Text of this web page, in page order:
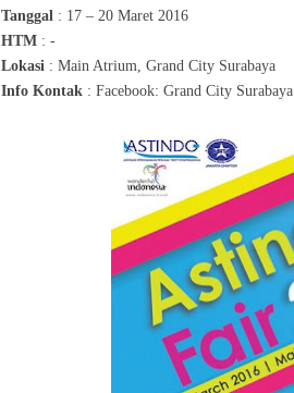
Tanggal : 17 – 20 Maret 2016
HTM : -
Lokasi : Main Atrium, Grand City Surabaya
Info Kontak : Facebook: Grand City Surabaya